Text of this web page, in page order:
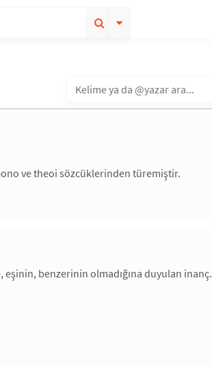
ve theoi sözcüklerinden türemiştir.
eşinin, benzerinin olmadığına duyulan inanç.